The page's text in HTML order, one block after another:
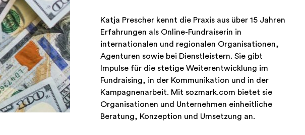
Katja Prescher kennt die Praxis aus über 15 Jahren
Erfahrungen als Online-Fundraiserin in
internationalen und regionalen Organisationen,
Agenturen sowie bei Dienstleistern. Sie gibt
Impulse für die stetige Weiterentwicklung im
Fundraising, in der Kommunikation und in der
Kampagnenarbeit. Mit sozmark.com bietet sie
Organisationen und Unternehmen einheitliche
Beratung, Konzeption und Umsetzung an.